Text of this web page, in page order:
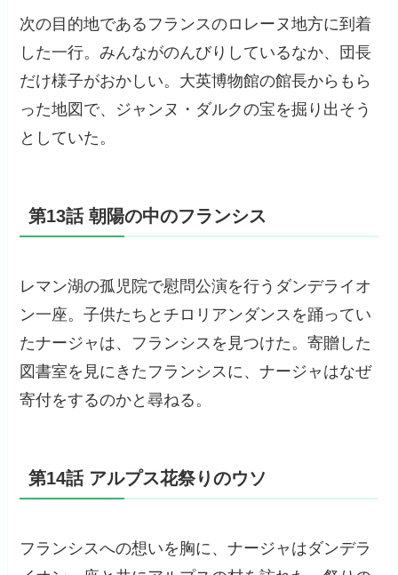
次の目的地であるフランスのロレーヌ地方に到着
した一行。みんながのんびりしているなか、団長
だけ様子がおかしい。大英博物館の館長からもら
った地図で、ジャンヌ・ダルクの宝を掘り出そう
としていた。
第13話 朝陽の中のフランシス
レマン湖の孤児院で慰問公演を行うダンデライオ
ン一座。子供たちとチロリアンダンスを踊ってい
たナージャは、フランシスを見つけた。寄贈した
図書室を見にきたフランシスに、ナージャはなぜ
寄付をするのかと尋ねる。
第14話 アルプス花祭りのウソ
フランシスへの想いを胸に、ナージャはダンデラ